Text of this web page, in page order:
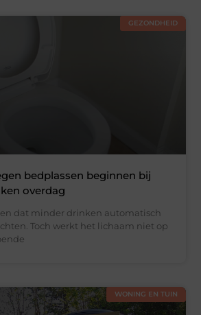
GEZONDHEID
bedplassen beginnen bij
overdag
dat minder drinken automatisch
Toch werkt het lichaam niet op
WONING EN TUIN